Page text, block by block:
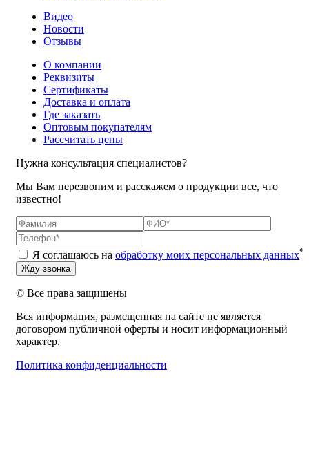
Видео
Новости
Отзывы
О компании
Реквизиты
Сертификаты
Доставка и оплата
Где заказать
Оптовым покупателям
Рассчитать цены
Нужна консультация специалистов?
Мы Вам перезвоним и расскажем о продукции все, что
известно!
Я соглашаюсь на обработку моих персональных данных*
© Все права защищены
Вся информация, размещенная на сайте не является
договором публичной оферты и носит информационный
характер.
Политика конфиденциальности